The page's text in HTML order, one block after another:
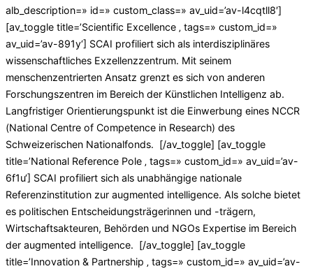
alb_description=» id=» custom_class=» av_uid=’av-l4cqtll8′]
[av_toggle title=’Scientific Excellence ‚ tags=» custom_id=»
av_uid=’av-891y‘] SCAI profiliert sich als interdisziplinäres
wissenschaftliches Exzellenzzentrum. Mit seinem
menschenzentrierten Ansatz grenzt es sich von anderen
Forschungszentren im Bereich der Künstlichen Intelligenz ab.
Langfristiger Orientierungspunkt ist die Einwerbung eines NCCR
(National Centre of Competence in Research) des
Schweizerischen Nationalfonds. [/av_toggle] [av_toggle
title=’National Reference Pole ‚ tags=» custom_id=» av_uid=’av-
6f1u‘] SCAI profiliert sich als unabhängige nationale
Referenzinstitution zur augmented intelligence. Als solche bietet
es politischen Entscheidungsträgerinnen und -trägern,
Wirtschaftsakteuren, Behörden und NGOs Expertise im Bereich
der augmented intelligence. [/av_toggle] [av_toggle
title=’Innovation & Partnership ‚ tags=» custom_id=» av_uid=’av-